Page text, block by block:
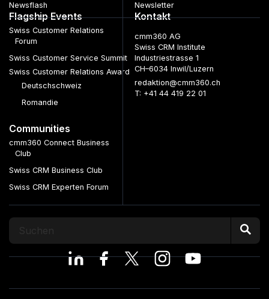
Newsflash
Newsletter
Flagship Events
Swiss Customer Relations
Forum
Swiss Customer Service Summit
Swiss Customer Relations Award
Deutschschweiz
Romandie
Communities
cmm360 Connect Business
Club
Swiss CRM Business Club
Swiss CRM Experten Forum
Kontakt
cmm360 AG
Swiss CRM Institute
Industriestrasse 1
CH–6034 Inwil/Luzern
redaktion@cmm360.ch
T: +41 44 419 22 01